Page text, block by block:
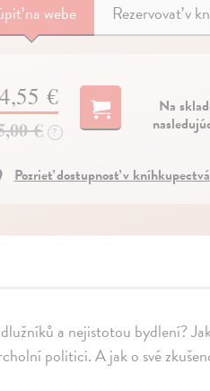
na webe Rezervovať v
€
€ ?
Na
Pozrieť dostupnosť v
a nejistotou bydlení?
politici. A jak o své